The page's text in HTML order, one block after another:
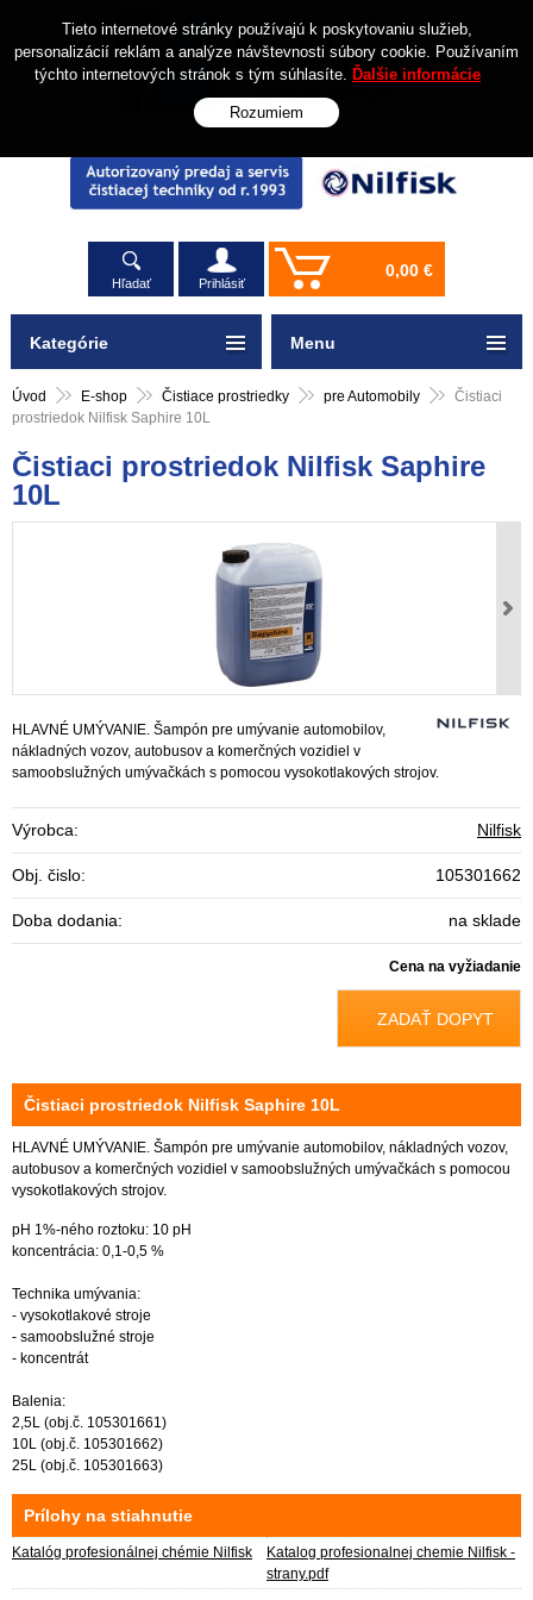
Hľadať Prihlásiť
0,00 €
Úvod E-shop Čistiace prostriedky pre Automobily
Čistiaci
prostriedok Nilfisk Saphire 10L
Čistiaci prostriedok Nilfisk Saphire
10L
HLAVNÉ UMÝVANIE. Šampón pre umývanie automobilov,
nákladných vozov, autobusov a komerčných vozidiel v
samoobslužných umývačkách s pomocou vysokotlakových strojov.
Výrobca: Nilfisk
Obj. čislo: 105301662
Doba dodania: na sklade
Cena na vyžiadanie
ZADAŤ DOPYT
Čistiaci prostriedok Nilfisk Saphire 10L
HLAVNÉ UMÝVANIE. Šampón pre umývanie automobilov, nákladných vozov,
autobusov a komerčných vozidiel v samoobslužných umývačkách s pomocou
vysokotlakových strojov.
pH 1%-ného roztoku: 10 pH
koncentrácia: 0,1-0,5 %
Technika umývania:
- vysokotlakové stroje
- samoobslužné stroje
- koncentrát
Balenia:
2,5L (obj.č. 105301661)
10L (obj.č. 105301662)
25L (obj.č. 105301663)
Prílohy na stiahnutie
Katalóg profesionálnej chémie Nilfisk
Katalog profesionalnej chemie Nilfisk -
strany.pdf
Kategórie Menu
Tieto internetové stránky používajú k poskytovaniu služieb,
personalizácií reklám a analýze návštevnosti súbory cookie. Používaním
týchto internetových stránok s tým súhlasíte. Ďalšie informácie
Rozumiem